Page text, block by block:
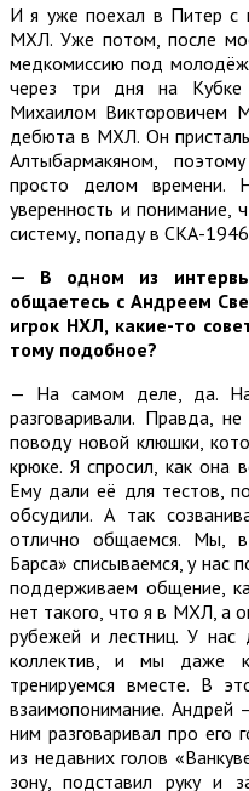
И я уже поехал в Питер с
МХЛ. Уже потом, после
медкомиссию под
через три дня на Кубке
Михаилом Викторовичем
дебюта в МХЛ. Он
Алтыбармакяном,
просто делом времени.
уверенность и понимание,
систему, попаду в СКА-
— В одном из
общаетесь с Андреем
игрок НХЛ, какие-то
тому подобное?
— На самом деле, да. На
разговаривали. Правда,
поводу новой клюшки,
крюке. Я спросил, как она
Ему дали её для тестов,
обсудили. А так
отлично общаемся. Мы,
Барса» списываемся, у нас
поддерживаем общение,
нет такого, что я в МХЛ, а
рубежей и лестниц. У нас
коллектив, и мы даже
тренируемся вместе. В
взаимопонимание. Андрей
ним разговаривал про его
из недавних голов
зону, подставил руку и